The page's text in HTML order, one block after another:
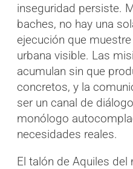
inseguridad persiste.
baches, no hay una
ejecución que
urbana visible. Las
acumulan sin que
concretos, y la
ser un canal de
monólogo
necesidades reales.
El talón de Aquiles del